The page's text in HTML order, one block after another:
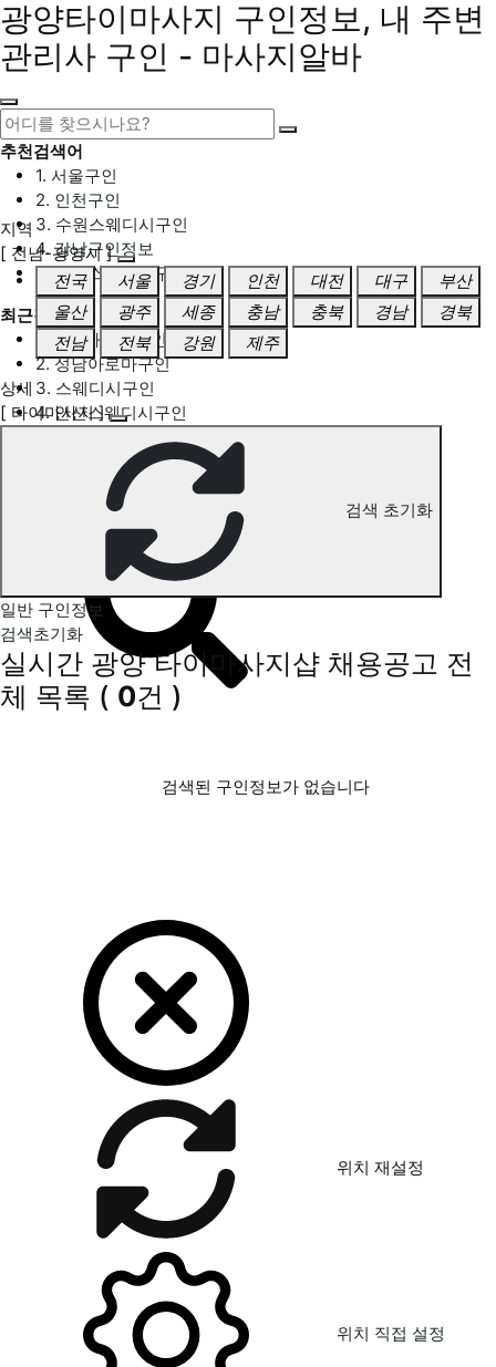
광양타이마사지 구인정보, 내 주변
관리사 구인 - 마사지알바
추천검색어
1. 서울구인
2. 인천구인
3. 수원스웨디시구인
4. 강남구인정보
5. 동탄스웨디시구인
최근검색어
1. 일산마사지구인
2. 성남아로마구인
3. 스웨디시구인
4. 안산스웨디시구인
광양 타이마사지 구인정보
지역
[ 전남-광양시 ]
전국
서울 경기 인천 대전 대구
부산
울산
광주 세종 충남 충북 경남
경북
전남
전북 강원 제주
상세
[ 타이마사지 ]
검색 초기화
일반 구인정보
검색초기화
실시간 광양 타이마사지샵 채용공고 전
체 목록 ( 0건 )
검색된 구인정보가 없습니다
위치 재설정
위치 직접 설정